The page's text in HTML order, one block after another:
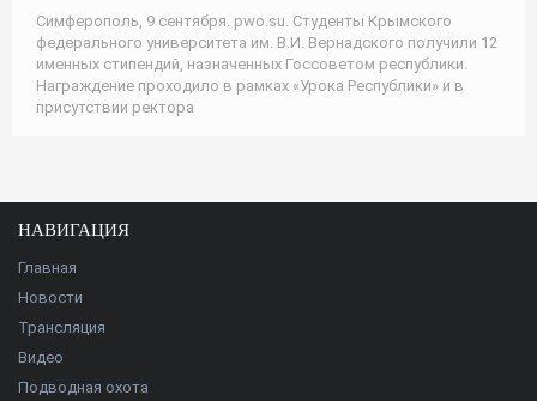
Симферополь, 9 сентября. pwo.su. Студенты Крымского
федерального университета им. В.И. Вернадского получили 12
именных стипендий, назначенных Госсоветом республики.
Награждение проходило в рамках «Урока Республики» и в
присутствии ректора
НАВИГАЦИЯ
Главная
Новости
Трансляция
Видео
Подводная охота